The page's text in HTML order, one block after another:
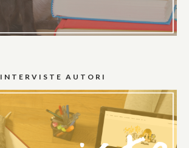
INTERVISTE AUTORI